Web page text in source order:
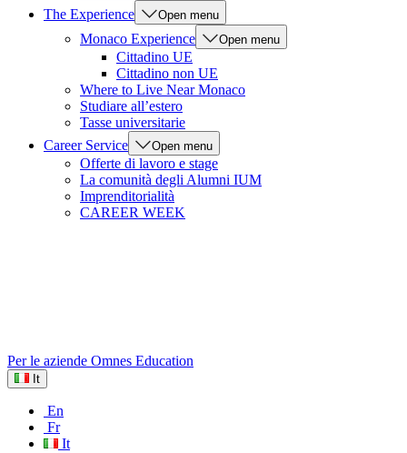
The Experience
Open menu
Monaco Experience Open menu
Cittadino UE
Cittadino non UE
Where to Live Near Monaco
Studiare all’estero
Tasse universitarie
Career Service
Open menu
Offerte di lavoro e stage
La comunità degli Alumni IUM
Imprenditorialità
CAREER WEEK
Per le aziende Omnes Education
It
En
Fr
It